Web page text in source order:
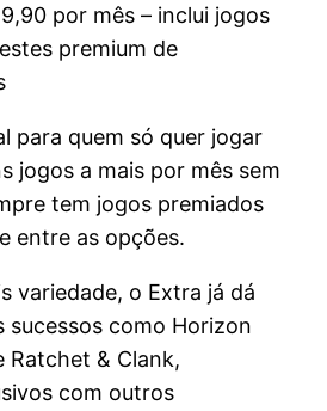
por mês – inclui jogos
premium de
para quem só quer jogar
jogos a mais por mês sem
tem jogos premiados
entre as opções.
variedade, o Extra já dá
sucessos como Horizon
Ratchet & Clank,
com outros